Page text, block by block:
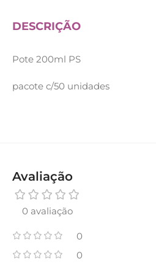
DESCRIÇÃO
Pote 200ml PS
pacote c/50 unidades
Avaliação
0 avaliação
0
0